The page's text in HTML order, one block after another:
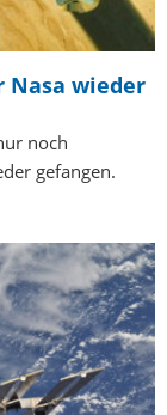
Nasa wieder
noch
gefangen.